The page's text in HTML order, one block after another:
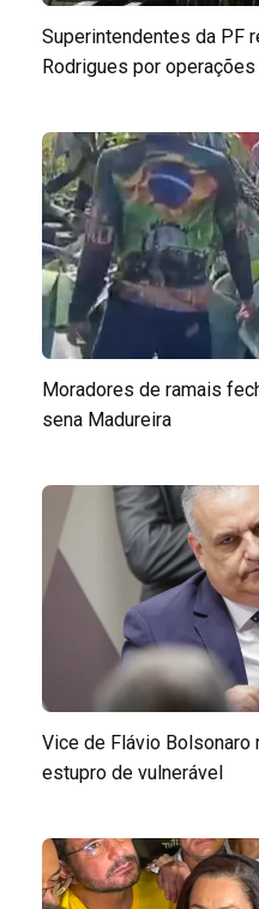
Superintendentes da PF
Rodrigues por
Moradores de ramais
sena Madureira
Vice de Flávio Bolsonaro
estupro de vulnerável